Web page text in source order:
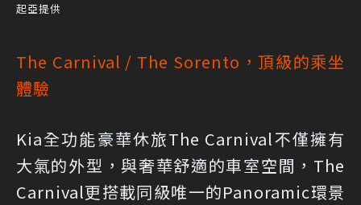
起亞提供
The Carnival / The Sorento，頂級的乘坐
體驗
Kia全功能豪華休旅The Carnival不僅擁有
大氣的外型，與奢華舒適的車室空間，The
Carnival更搭載同級唯一的Panoramic環景